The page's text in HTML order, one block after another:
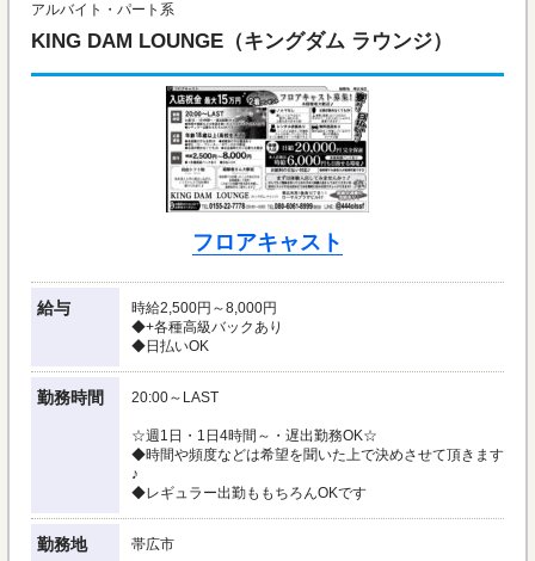
アルバイト・パート系
KING DAM LOUNGE（キングダム ラウンジ）
フロアキャスト
給与
時給2,500円～8,000円
◆+各種高級バックあり
◆日払いOK
勤務時間 20:00～LAST
☆週1日・1日4時間～・遅出勤務OK☆
◆時間や頻度などは希望を聞いた上で決めさせて頂きます
♪
◆レギュラー出勤ももちろんOKです
勤務地 帯広市